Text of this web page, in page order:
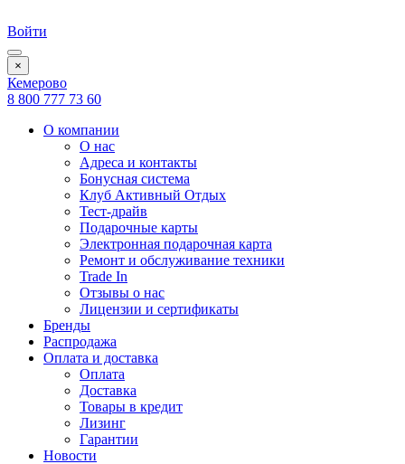
Войти
×
Кемерово
8 800 777 73 60
О компании
О нас
Адреса и контакты
Бонусная система
Клуб Активный Отдых
Тест-драйв
Подарочные карты
Электронная подарочная карта
Ремонт и обслуживание техники
Trade In
Отзывы о нас
Лицензии и сертификаты
Бренды
Распродажа
Оплата и доставка
Оплата
Доставка
Товары в кредит
Лизинг
Гарантии
Новости